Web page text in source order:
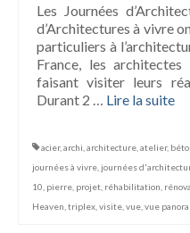
Les Journées
d’Architectures à vivre
particuliers à
France, les
faisant visiter leurs
Durant 2 … Lire la suite­­
acier, archi architecture atelier,
journées à vivre journées
10 pierre projet réhabilitation
Heaven triplex visite vue vue